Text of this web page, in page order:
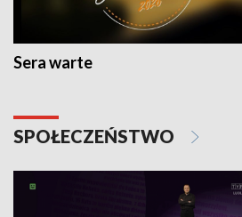
Sera warte
SPOŁECZEŃSTWO